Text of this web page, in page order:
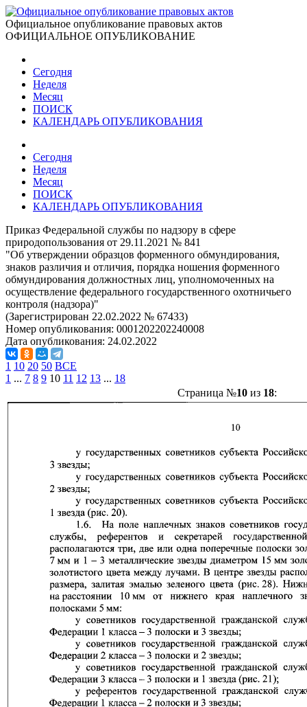
Официальное опубликование правовых актов
ОФИЦИАЛЬНОЕ ОПУБЛИКОВАНИЕ
Сегодня
Неделя
Месяц
ПОИСК
КАЛЕНДАРЬ ОПУБЛИКОВАНИЯ
Сегодня
Неделя
Месяц
ПОИСК
КАЛЕНДАРЬ ОПУБЛИКОВАНИЯ
Приказ Федеральной службы по надзору в сфере
природопользования от 29.11.2021 № 841
"Об утверждении образцов форменного обмундирования,
знаков различия и отличия, порядка ношения форменного
обмундирования должностных лиц, уполномоченных на
осуществление федерального государственного охотничьего
контроля (надзора)"
(Зарегистрирован 22.02.2022 № 67433)
Номер опубликования: 0001202202240008
Дата опубликования: 24.02.2022
1 10 20 50 ВСЕ
1 ... 7 8 9 10 11 12 13 ... 18
Страница №10из 18: